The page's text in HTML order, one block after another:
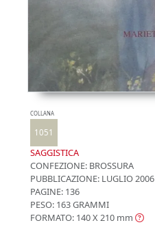
COLLANA
1051
SAGGISTICA
CONFEZIONE: BROSSURA
PUBBLICAZIONE: LUGLIO 2006
PAGINE: 136
PESO: 163 GRAMMI
FORMATO: 140 X 210 mm